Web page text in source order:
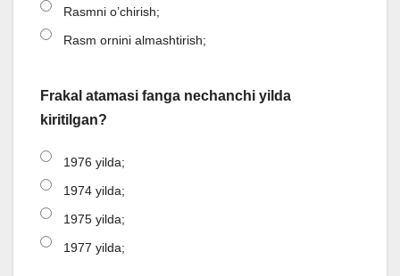
Rasmni o’chirish;
Rasm ornini almashtirish;
Frakal atamasi fanga nechanchi yilda
kiritilgan?
1976 yilda;
1974 yilda;
1975 yilda;
1977 yilda;